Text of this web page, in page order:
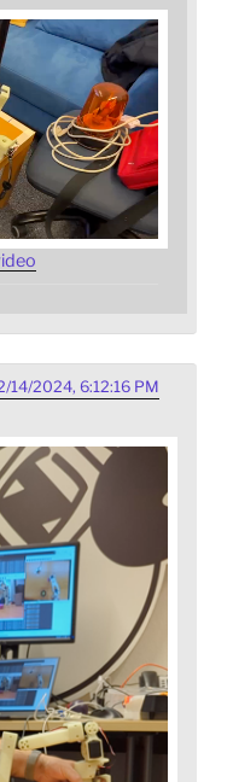
14/2024, 6:12:16 PM